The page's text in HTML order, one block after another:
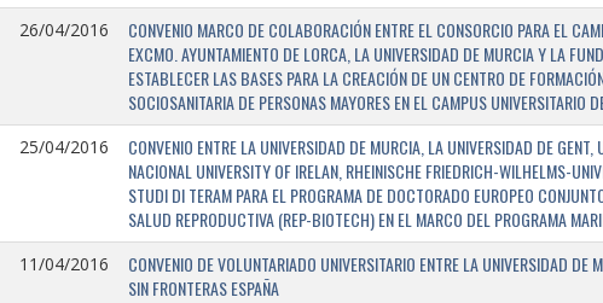
26/04/2016
CONVENIO MARCO DE COLABORACIÓN ENTRE EL CONSORCIO PARA EL
EXCMO. AYUNTAMIENTO DE LORCA, LA UNIVERSIDAD DE MURCIA Y LA
ESTABLECER LAS BASES PARA LA CREACIÓN DE UN CENTRO DE
SOCIOSANITARIA DE PERSONAS MAYORES EN EL CAMPUS UNIVERSITARIO
25/04/2016
CONVENIO ENTRE LA UNIVERSIDAD DE MURCIA, LA UNIVERSIDAD DE
NACIONAL UNIVERSITY OF IRELAN, RHEINISCHE FRIEDRICH-WILHELMS-
STUDI DI TERAM PARA EL PROGRAMA DE DOCTORADO EUROPEO
SALUD REPRODUCTIVA (REP-BIOTECH) EN EL MARCO DEL PROGRAMA
11/04/2016
CONVENIO DE VOLUNTARIADO UNIVERSITARIO ENTRE LA UNIVERSIDAD DE
SIN FRONTERAS ESPAÑA